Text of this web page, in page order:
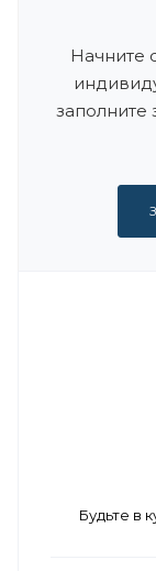
Начните
заполните
Будьте в